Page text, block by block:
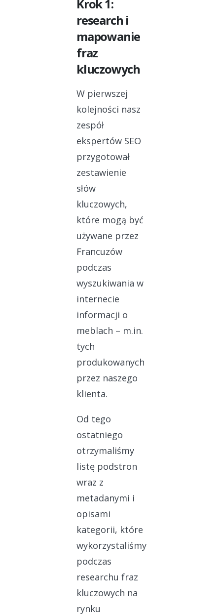
Krok 1:
research i
mapowanie
fraz
kluczowych
W pierwszej
kolejności nasz
zespół
ekspertów SEO
przygotował
zestawienie
słów
kluczowych,
które mogą być
używane przez
Francuzów
podczas
wyszukiwania w
internecie
informacji o
meblach – m.in.
tych
produkowanych
przez naszego
klienta.
Od tego
ostatniego
otrzymaliśmy
listę podstron
wraz z
metadanymi i
opisami
kategorii, które
wykorzystaliśmy
podczas
researchu fraz
kluczowych na
rynku